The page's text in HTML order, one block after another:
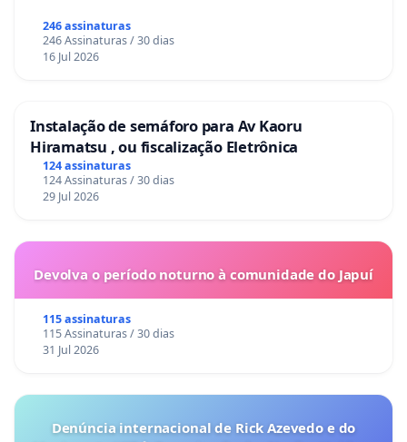
246 assinaturas
246 Assinaturas / 30 dias
16 Jul 2026
Instalação de semáforo para Av Kaoru
Hiramatsu , ou fiscalização Eletrônica
124 assinaturas
124 Assinaturas / 30 dias
29 Jul 2026
Devolva o período noturno à comunidade do Japuí
115 assinaturas
115 Assinaturas / 30 dias
31 Jul 2026
Denúncia internacional de Rick Azevedo e do